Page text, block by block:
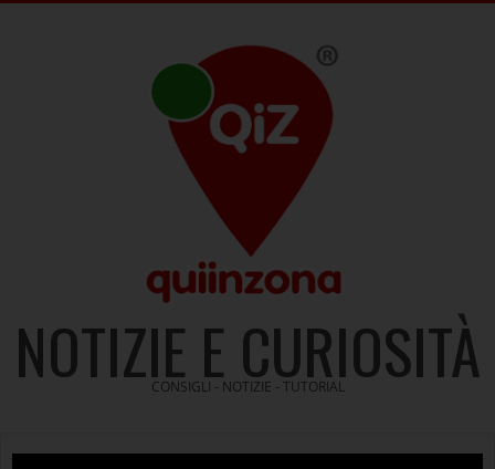
NOTIZIE E CURIOSITÀ
CONSIGLI - NOTIZIE - TUTORIAL